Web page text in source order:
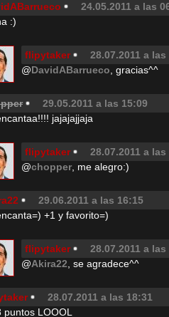
24.05.2011 a las
:)
flipytaker
28.07.2011 a las
@DavidABarrueco , gracias^^
29.05.2011 a las 15:09
jajajajjaja
flipytaker
28.07.2011 a las
@chopper , me alegro:)
29.06.2011 a las 16:15
+1 y favorito=)
flipytaker
28.07.2011 a las
@Akira22 , se agradece^^
28.07.2011 a las 18:31
puntos LOOOL